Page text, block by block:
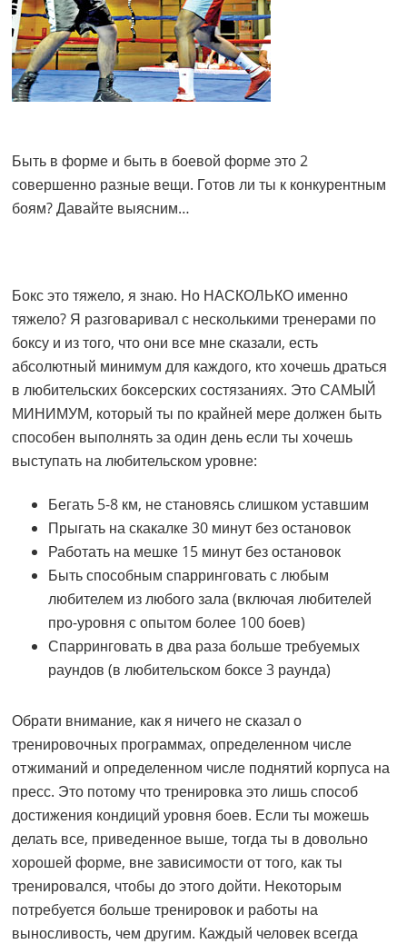
Быть в форме и быть в боевой форме это 2
совершенно разные вещи. Готов ли ты к конкурентным
боям? Давайте выясним…
Бокс это тяжело, я знаю. Но НАСКОЛЬКО именно
тяжело? Я разговаривал с несколькими тренерами по
боксу и из того, что они все мне сказали, есть
абсолютный минимум для каждого, кто хочешь драться
в любительских боксерских состязаниях. Это САМЫЙ
МИНИМУМ, который ты по крайней мере должен быть
способен выполнять за один день если ты хочешь
выступать на любительском уровне:
Бегать 5-8 км, не становясь слишком уставшим
Прыгать на скакалке 30 минут без остановок
Работать на мешке 15 минут без остановок
Быть способным спарринговать с любым
любителем из любого зала (включая любителей
про-уровня с опытом более 100 боев)
Спарринговать в два раза больше требуемых
раундов (в любительском боксе 3 раунда)
Обрати внимание, как я ничего не сказал о
тренировочных программах, определенном числе
отжиманий и определенном числе поднятий корпуса на
пресс. Это потому что тренировка это лишь способ
достижения кондиций уровня боев. Если ты можешь
делать все, приведенное выше, тогда ты в довольно
хорошей форме, вне зависимости от того, как ты
тренировался, чтобы до этого дойти. Некоторым
потребуется больше тренировок и работы на
выносливость, чем другим. Каждый человек всегда